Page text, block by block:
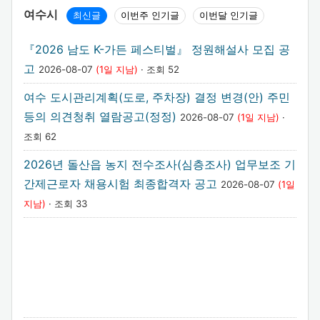
여수시 최신글 이번주 인기글 이번달 인기글
『2026 남도 K-가든 페스티벌』 정원해설사 모집 공
고 2026-08-07 (1일 지남) · 조회 52
여수 도시관리계획(도로, 주차장) 결정 변경(안) 주민
등의 의견청취 열람공고(정정) 2026-08-07 (1일 지남) ·
조회 62
2026년 돌산읍 농지 전수조사(심층조사) 업무보조 기
간제근로자 채용시험 최종합격자 공고 2026-08-07 (1일
지남) · 조회 33